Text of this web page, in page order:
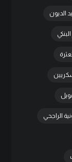
الديون
الراجحي